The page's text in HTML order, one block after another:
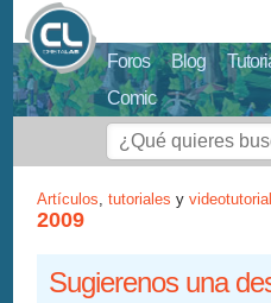
Foros Blog
Comic
Artículos,tutoriales y
2009
Sugierenos una